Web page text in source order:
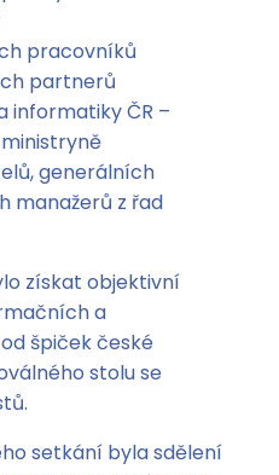
pracovníků
partnerů
informatiky ČR –
generálních
manažerů z řad
získat objektivní
a
špiček české
stolu se
setkání byla sdělení